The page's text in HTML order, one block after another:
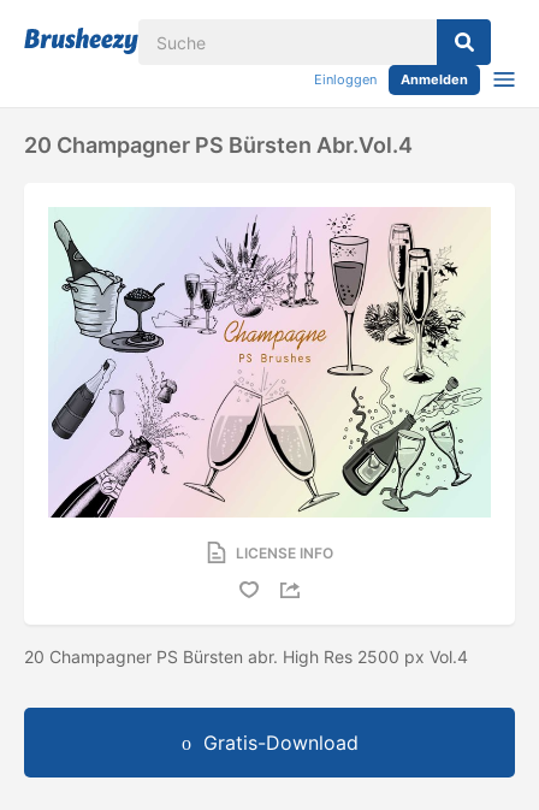
Einloggen Anmelden
20 Champagner PS Bürsten Abr.vol.4
LICENSE INFO
20 Champagner PS Bürsten abr. High Res 2500 px Vol.4
Gratis-Download